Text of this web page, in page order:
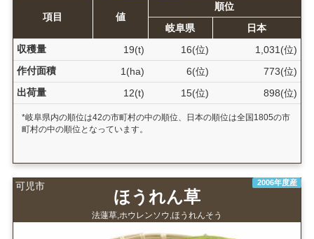
項目 値
順位
岐阜県
日本
収穫量
19(t) 16(位)
1,031(位)
作付面積
1(ha) 6(位)
773(位)
出荷量
12(t) 15(位) 898(位)
*岐阜県内の順位は42の市町村の中の順位、日本の順位は全国1805の市
町村の中の順位となっています。
可児市 2006年度産
ほうれん草
法蓮草,ホウレンソウ,ほうれんそう